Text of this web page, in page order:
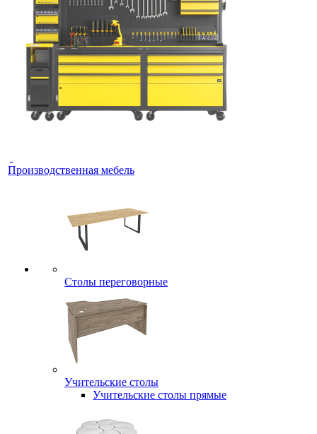
Производственная мебель
Столы переговорные
Учительские столы
Учительские столы прямые